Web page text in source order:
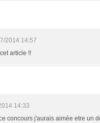
2014 14:57
article !!
14:33
concours j'aurais aimée etre un